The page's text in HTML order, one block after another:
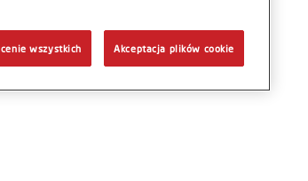
wszystkich Akceptacja plików cookie